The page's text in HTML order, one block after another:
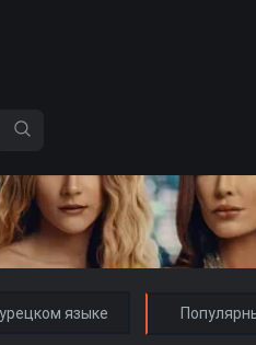
языке